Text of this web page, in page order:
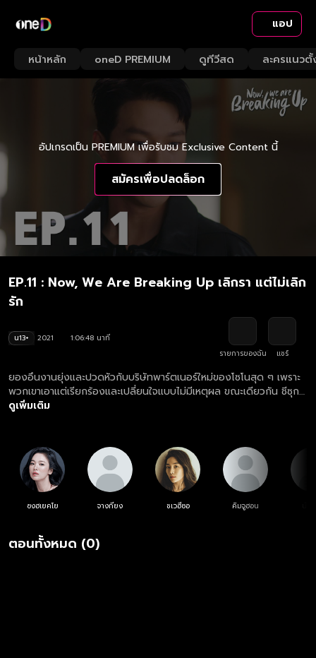
แอป
หน้าหลัก oneD PREMIUM ดูทีวีสด ละครแนวตั้
อัปเกรดเป็น PREMIUM เพื่อรับชม Exclusive Content นี้
สมัครเพื่อปลดล็อก
EP.11 : Now, We Are Breaking Up เลิกรา แต่ไม่เลิก
รัก
น13+ 2021
1:06:48 นาที
รายการของฉัน
แชร์
ยองอึนงานยุ่งและปวดหัวกับบริษัทพาร์ตเนอร์ใหม่ของโซโนสุด ๆ เพราะ
พวกเขาเอาแต่เรียกร้องและเปลี่ยนใจแบบไม่มีเหตุผล ขณะเดียวกัน ชีซุก
บังเอิญได้ยินบทสนทนาลับระหว่างซูโฮและมินกยองจนจับได้ว่าเขานอกใจ
ดูเพิ่มเติม
ซงฮเยคโย จางกียง ชเวฮีซอ คิมจูฮอน
ตอนทั้งหมด (0)